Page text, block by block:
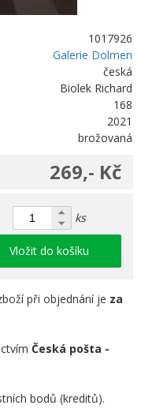
1017926
Galerie Dolmen
česká
Biolek Richard
168
2021
brožovaná
269,- Kč
ks
Vložit do košíku
při objednání je za
Česká pošta -
bodů (kreditů).